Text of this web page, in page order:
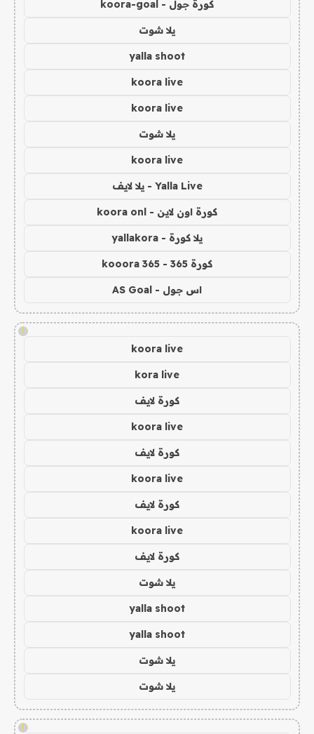
كورة جول - koora-goal
يلا شوت
yalla shoot
koora live
koora live
يلا شوت
koora live
Yalla Live - يلا لايف
كورة اون لاين - koora onl
يلا كورة - yallakora
كورة 365 - kooora 365
اس جول - AS Goal
!
koora live
kora live
كورة لايف
koora live
كورة لايف
koora live
كورة لايف
koora live
كورة لايف
يلا شوت
yalla shoot
yalla shoot
يلا شوت
يلا شوت
!